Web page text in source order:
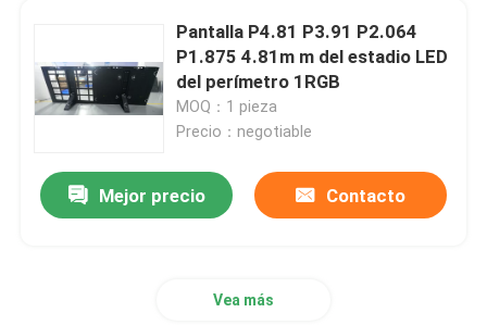
Hogar
Pantalla P4.81 P3.91 P2.064
P1.875 4.81m m del estadio LED
del perímetro 1RGB
MOQ：1 pieza
Precio：negotiable
Mejor precio Contacto
Vea más